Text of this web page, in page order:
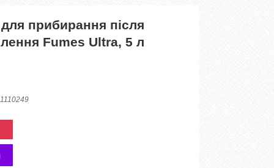
прибирання після
Fumes Ultra, 5 л